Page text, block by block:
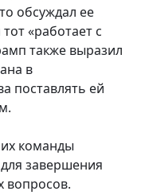
обсуждал ее
«работает с
также выразил
в
поставлять ей
команды
завершения
вопросов.